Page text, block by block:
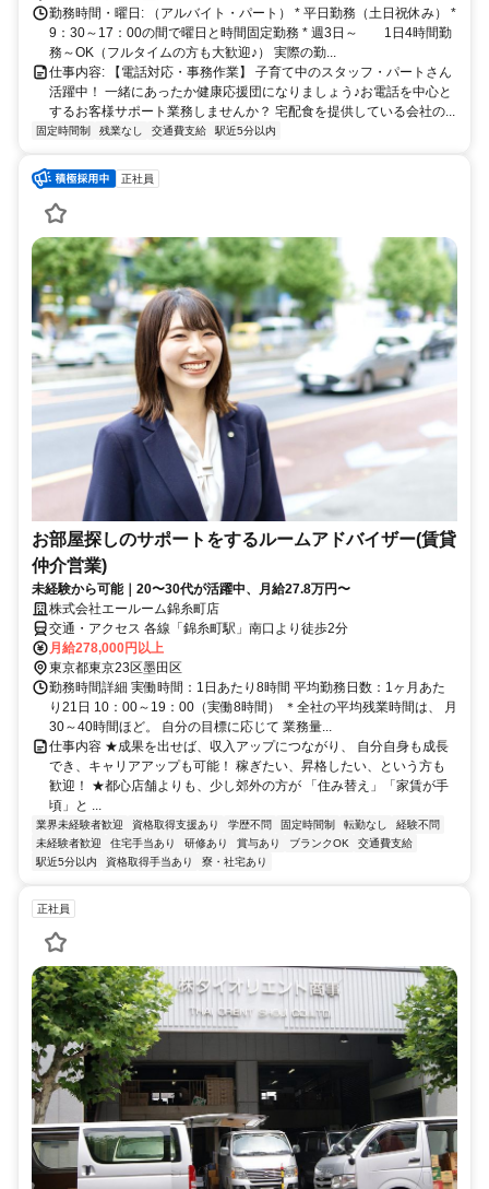
勤務時間・曜日: （アルバイト・パート） * 平日勤務（土日祝休み） *
9：30～17：00の間で曜日と時間固定勤務 * 週3日～ 1日4時間勤
務～OK（フルタイムの方も大歓迎♪） 実際の勤...
仕事内容: 【電話対応・事務作業】 子育て中のスタッフ・パートさん
活躍中！ 一緒にあったか健康応援団になりましょう♪お電話を中心と
するお客様サポート業務しませんか？ 宅配食を提供している会社の...
固定時間制 残業なし 交通費支給 駅近5分以内
正社員
お部屋探しのサポートをするルームアドバイザー(賃貸
仲介営業)
未経験から可能｜20〜30代が活躍中、月給27.8万円〜
株式会社エールーム錦糸町店
交通・アクセス 各線「錦糸町駅」南口より徒歩2分
月給278,000円以上
東京都東京23区墨田区
勤務時間詳細 実働時間：1日あたり8時間 平均勤務日数：1ヶ月あた
り21日 10：00～19：00（実働8時間） ＊全社の平均残業時間は、 月
30～40時間ほど。 自分の目標に応じて 業務量...
仕事内容 ★成果を出せば、収入アップにつながり、 自分自身も成長
でき、キャリアアップも可能！ 稼ぎたい、昇格したい、という方も
歓迎！ ★都心店舗よりも、少し郊外の方が 「住み替え」「家賃が手
頃」と ...
業界未経験者歓迎 資格取得支援あり 学歴不問 固定時間制 転勤なし
経験不問
未経験者歓迎
住宅手当あり 研修あり 賞与あり ブランクOK
交通費支給
駅近5分以内
資格取得手当あり 寮・社宅あり
正社員